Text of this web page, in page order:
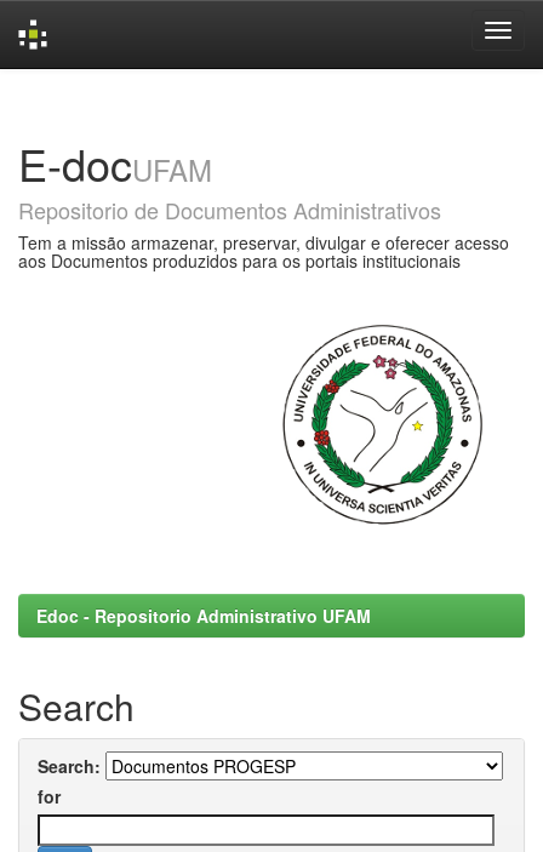
E-docUFAM
Repositorio de Documentos Administrativos
Tem a missão armazenar, preservar, divulgar e oferecer acesso
aos Documentos produzidos para os portais institucionais
Edoc - Repositorio Administrativo UFAM
Search
Search:
for